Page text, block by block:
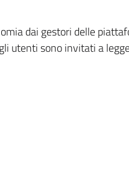
dai gestori delle
utenti sono invitati a